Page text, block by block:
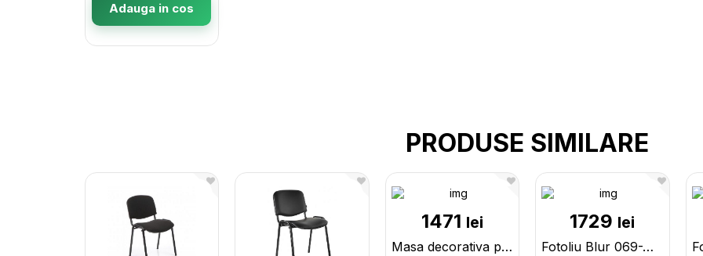
Adauga in cos
PRODUSE SIMILARE
1471 lei
Masa decorativa p/u ceai 45x60cm 243630
1729 lei
Fotoliu Blur 069-W-H albastru 2510260